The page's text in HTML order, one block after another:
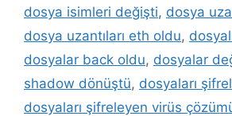
dosya isimleri değişti, dosya
dosya uzantıları eth oldu,
dosyalar back oldu, dosyalar
shadow dönüştü, dosyaları
dosyaları şifreleyen virüs